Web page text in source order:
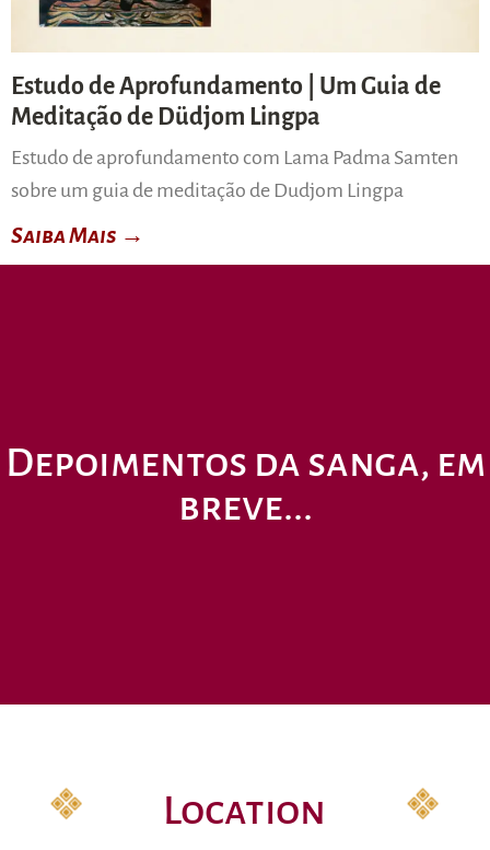
Estudo de Aprofundamento | Um Guia de
Meditação de Düdjom Lingpa
Estudo de aprofundamento com Lama Padma Samten
sobre um guia de meditação de Dudjom Lingpa
Saiba Mais →
Depoimentos da sanga, em
breve...
Location